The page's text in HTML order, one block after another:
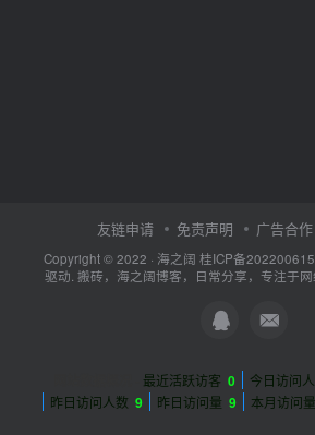
友链申请 免责声明 广告合作
Copyright © 2022 · 海之阔 桂ICP备
驱动. 搬砖，海之阔博客，日常分享，专注于
最近活跃访客 0 今日访问
昨日访问人数 9 昨日访问量 9 本月访问量